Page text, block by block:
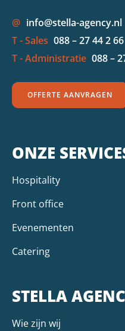
@ info@stella-agency.nl
T - Sales 088 – 27 44 2 66
T - Administratie 088 –
OFFERTE AANVRAGEN
ONZE
Hospitality
Front office
Evenementen
Catering
STELLA
Wie zijn wij